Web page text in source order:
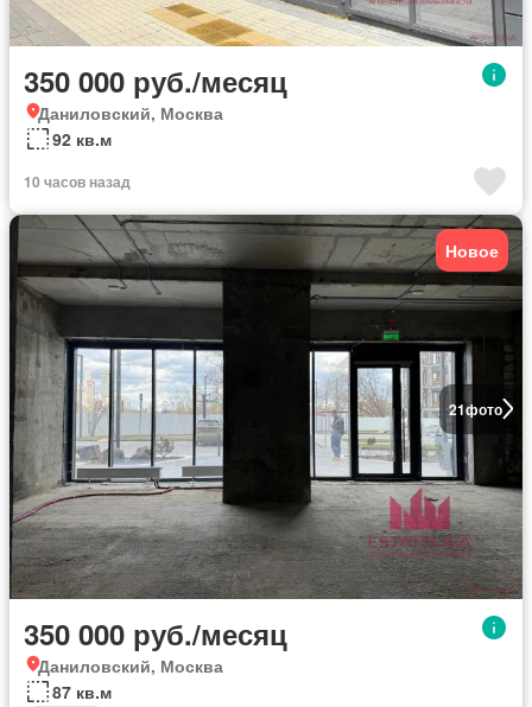
350 000 руб./месяц
Даниловский, Москва
92 кв.м
10 часов назад
21фото
Новое
350 000 руб./месяц
Даниловский, Москва
87 кв.м